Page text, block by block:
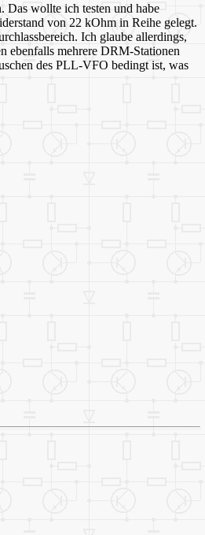
Das wollte ich testen und habe
von 22 kOhm in Reihe gelegt.
Ich glaube allerdings,
ebenfalls mehrere DRM-Stationen
des PLL-VFO bedingt ist, was